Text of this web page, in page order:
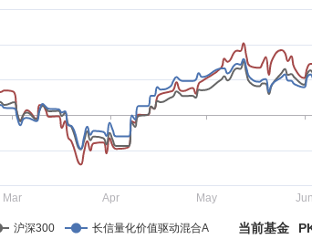
Mar Apr May Jun
沪深300 长信量化价值驱动混合A 当前基金